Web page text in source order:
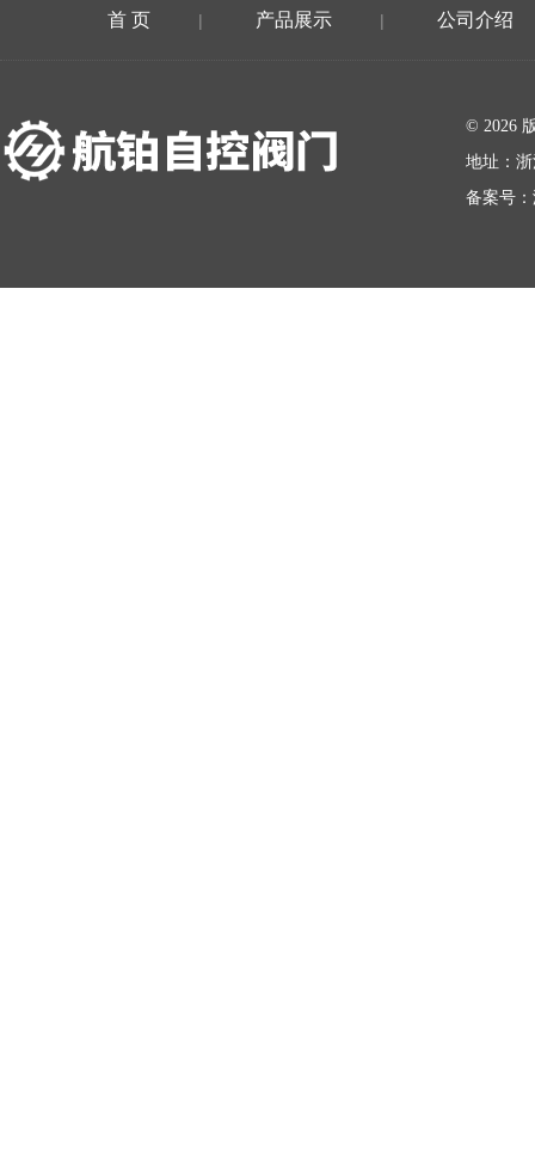
首 页 | 产品展示 | 公司介绍
© 2026
地址：
备案号：